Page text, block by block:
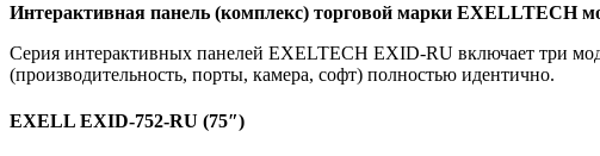
Интерактивная панель (комплекс) торговой марки EXELLTECH
Серия интерактивных панелей EXELTECH EXID-RU включает три
(производительность, порты, камера, софт) полностью идентично.
EXELL EXID-752-RU (75″)